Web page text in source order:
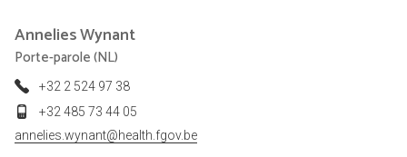
AnneliesWynant
Porte-parole (NL)
+32 2 524 97 38
+32 485 73 44 05
annelies.wynant@health.fgov.be